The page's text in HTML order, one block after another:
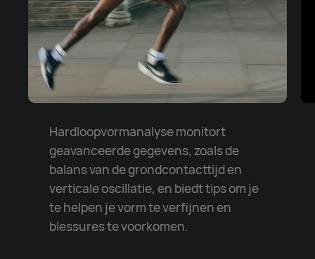
Hardloopvormanalyse monitort
geavanceerde gegevens, zoals de
balans van de grondcontacttijd en
verticale oscillatie, en biedt tips om je
te helpen je vorm te verfijnen en
blessures te voorkomen.